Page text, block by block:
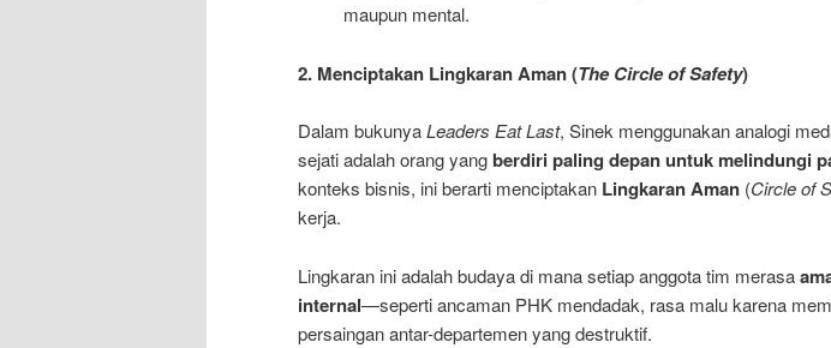
maupun mental.
2. Menciptakan Lingkaran Aman (The Circle of Safety)
Dalam bukunyaLeaders Eat Last, Sinek menggunakan analogi
sejati adalah orang yangberdiri paling depan untuk melindungi
konteks bisnis, ini berarti menciptakan Lingkaran Aman (Circle of
kerja.
Lingkaran ini adalah budaya di mana setiap anggota tim merasa
internal—seperti ancaman PHK mendadak, rasa malu karena
persaingan antar-departemen yang destruktif.